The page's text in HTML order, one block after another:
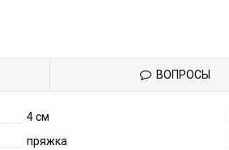
ВОПРОСЫ
4 см
пряжка